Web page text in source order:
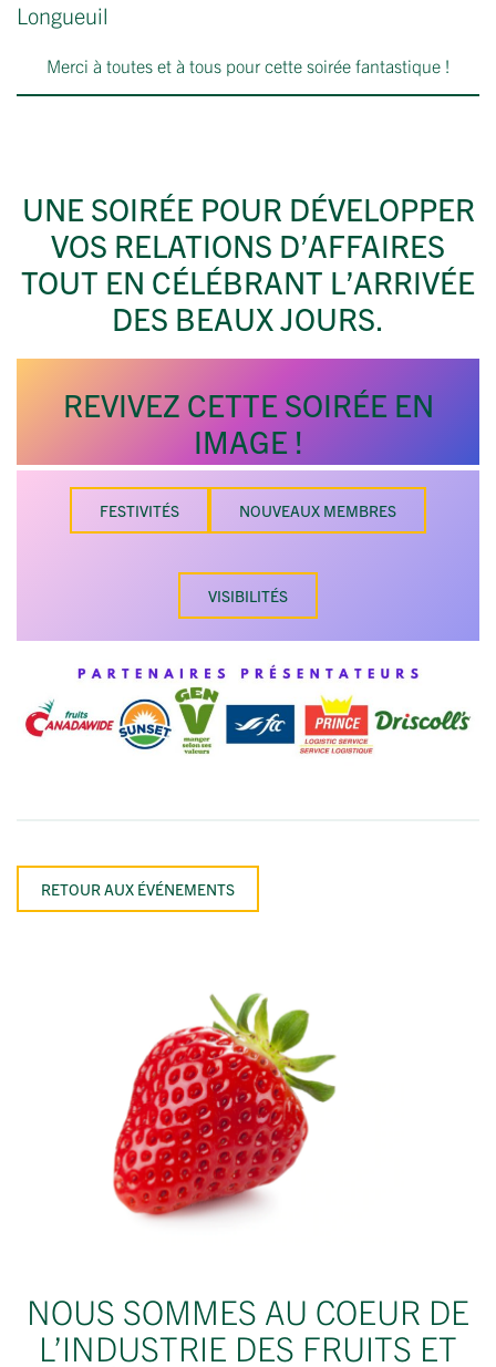
Longueuil
Merci à toutes et à tous pour cette soirée fantastique !
UNE SOIRÉE POUR DÉVELOPPER
VOS RELATIONS D’AFFAIRES
TOUT EN CÉLÉBRANT L’ARRIVÉE
DES BEAUX JOURS.
REVIVEZ CETTE SOIRÉE EN
IMAGE !
FESTIVITÉS NOUVEAUX MEMBRES
VISIBILITÉS
RETOUR AUX ÉVÉNEMENTS
NOUS SOMMES AU COEUR DE
L’INDUSTRIE DES FRUITS ET